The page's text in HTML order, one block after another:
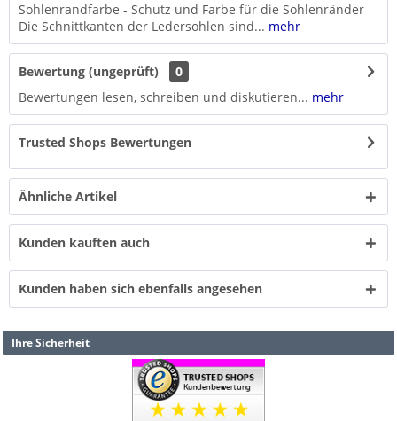
Sohlenrandfarbe - Schutz und Farbe für die Sohlenränder
Die Schnittkanten der Ledersohlen sind... mehr
Bewertung (ungeprüft)
0
Bewertungen lesen, schreiben und diskutieren... mehr
Trusted Shops Bewertungen
Ähnliche Artikel
Kunden kauften auch
Kunden haben sich ebenfalls angesehen
Ihre Sicherheit